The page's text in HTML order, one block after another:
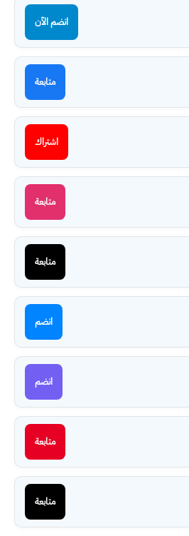
انضم الآن
متابعة
اشتراك
متابعة
متابعة
انضم
انضم
متابعة
متابعة